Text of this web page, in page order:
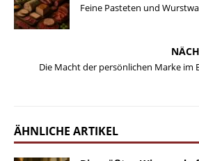
Feine Pasteten und
Die Macht der persönlichen Marke im
ÄHNLICHE ARTIKEL